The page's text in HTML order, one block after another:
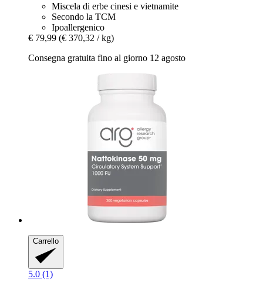
Miscela di erbe cinesi e vietnamite
Secondo la TCM
Ipoallergenico
€ 79,99 (€ 370,32 / kg)
Consegna gratuita fino al giorno 12 agosto
Carrello
5.0 (1)